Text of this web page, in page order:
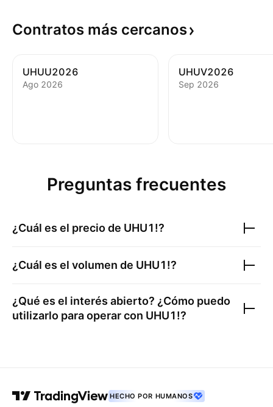
Contratos más cercanos
UHUU2026
Ago 2026
UHUV2026
Sep 2026
Preguntas frecuentes
¿Cuál es el precio de UHU1!?
¿Cuál es el volumen de UHU1!?
¿Qué es el interés abierto? ¿Cómo puedo
utilizarlo para operar con UHU1!?
HECHO POR HUMANOS